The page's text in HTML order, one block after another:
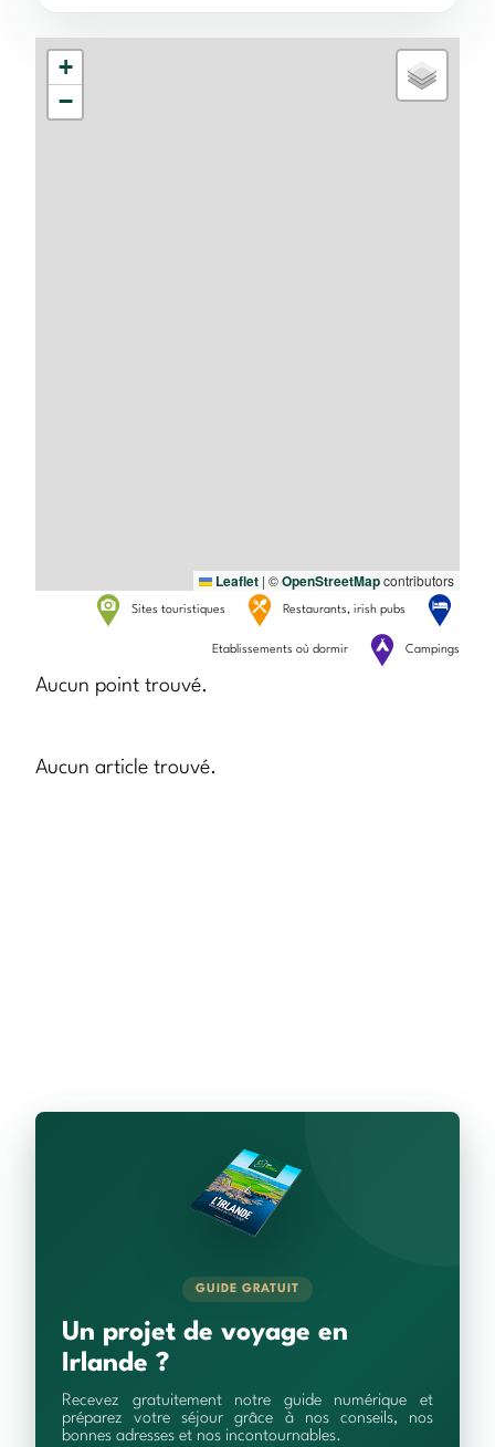
+
−
Leaflet | ©OpenStreetMapcontributors
Sites touristiques Restaurants, irish pubs
Etablissements où dormir Campings
Aucun point trouvé.
Aucun article trouvé.
GUIDE GRATUIT
Un projet de voyage en
Irlande ?
Recevez gratuitement notre guide numérique et
préparez votre séjour grâce à nos conseils, nos
bonnes adresses et nos incontournables.